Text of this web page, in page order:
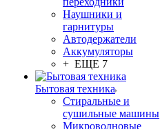
Наушники и
гарнитуры
Автодержатели
Аккумуляторы
+ ЕЩЕ 7
Бытовая техника
Стиральные и
сушильные машины
Микроволновые